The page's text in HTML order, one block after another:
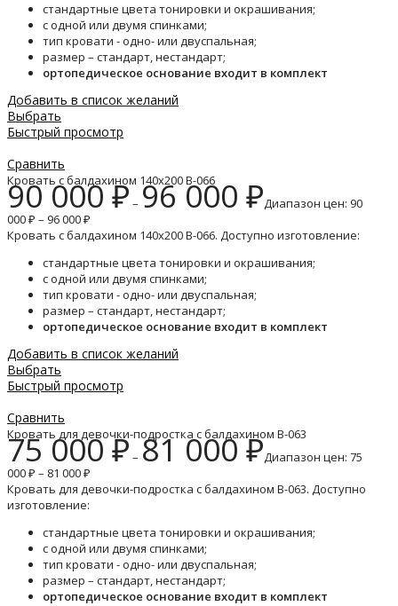
стандартные цвета тонировки и окрашивания;
с одной или двумя спинками;
тип кровати - одно- или двуспальная;
размер – стандарт, нестандарт;
ортопедическое основание входит в комплект
Добавить в список желаний
Выбрать
Быстрый просмотр
Сравнить
Кровать с балдахином 140х200 B-066
90 000₽– 96 000 ₽Диапазон цен: 90
000 ₽ – 96 000 ₽
Кровать с балдахином 140х200 B-066. Доступно изготовление:
стандартные цвета тонировки и окрашивания;
с одной или двумя спинками;
тип кровати - одно- или двуспальная;
размер – стандарт, нестандарт;
ортопедическое основание входит в комплект
Добавить в список желаний
Выбрать
Быстрый просмотр
Сравнить
Кровать для девочки-подростка с балдахином B-063
75 000₽ – 81 000₽Диапазон цен: 75
000 ₽ – 81 000 ₽
Кровать для девочки-подростка с балдахином B-063. Доступно
изготовление:
стандартные цвета тонировки и окрашивания;
с одной или двумя спинками;
тип кровати - одно- или двуспальная;
размер – стандарт, нестандарт;
ортопедическое основание входит в комплект